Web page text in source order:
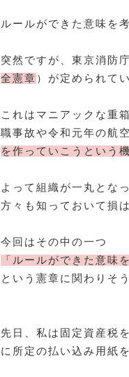
ルールができた意味を
突然ですが、東京消防
全憲章 ）が定められて
これはマニアックな重
職事故や令和元年の航
を作っていこうという
よって組織が一丸とな
方々も知っておいて損
今回はその中の一つ
「ルールができた意味
という憲章に関わりそ
先日、私は固定資産税
に所定の払い込み用紙